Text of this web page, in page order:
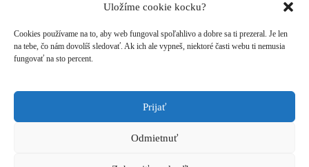
Uložíme cookie kocku?
Cookies používame na to, aby web fungoval spoľahlivo a dobre sa ti prezeral. Je len
na tebe, čo nám dovolíš sledovať. Ak ich ale vypneš, niektoré časti webu ti nemusia
fungovať na sto percent.
Prijať
Odmietnuť
Sleduj ma na Instagrame